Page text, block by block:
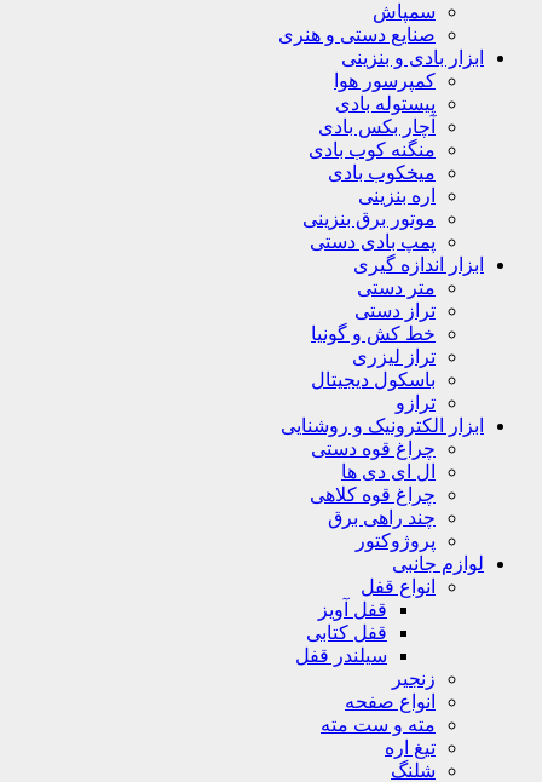
سمپاش
صنایع دستی و هنری
ابزار بادی و بنزینی
کمپرسور هوا
پیستوله بادی
آچار بکس بادی
منگنه کوب بادی
میخکوب بادی
اره بنزینی
موتور برق بنزینی
پمپ بادی دستی
ابزار اندازه گیری
متر دستی
تراز دستی
خط کش و گونیا
تراز لیزری
باسکول دیجیتال
ترازو
ابزار الکترونیک و روشنایی
چراغ قوه دستی
ال ای دی ها
چراغ قوه کلاهی
چند راهی برق
پروژوکتور
لوازم جانبی
انواع قفل
قفل آویز
قفل کتابی
سیلندر قفل
زنجیر
انواع صفحه
مته و ست مته
تیغ اره
شلنگ